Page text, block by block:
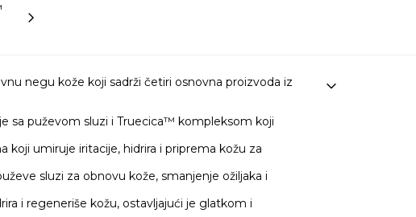
negu kože koji sadrži četiri osnovna proizvoda iz
sa puževom sluzi i Truecica™ kompleksom koji
koji umiruje iritacije, hidrira i priprema kožu za
sluzi za obnovu kože, smanjenje ožiljaka i
i regeneriše kožu, ostavljajući je glatkom i